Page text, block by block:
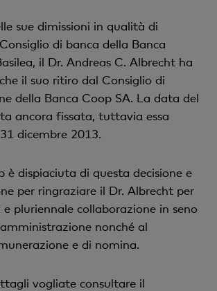
sue dimissioni in qualità di
di banca della Banca
il Dr. Andreas C. Albrecht ha
il suo ritiro dal Consiglio di
della Banca Coop SA. La data del
ancora fissata, tuttavia essa
dicembre 2013.
è dispiaciuta di questa decisione e
per ringraziare il Dr. Albrecht per
e pluriennale collaborazione in seno
nonché al
e di nomina.
vogliate consultare il